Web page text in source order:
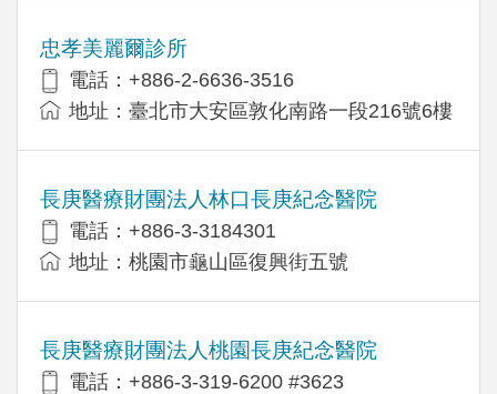
忠孝美麗爾診所
電話：+886-2-6636-3516
地址：臺北市大安區敦化南路一段216號6樓
長庚醫療財團法人林口長庚紀念醫院
電話：+886-3-3184301
地址：桃園市龜山區復興街五號
長庚醫療財團法人桃園長庚紀念醫院
電話：+886-3-319-6200 #3623